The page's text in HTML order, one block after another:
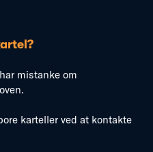
mistanke om
karteller ved at kontakte